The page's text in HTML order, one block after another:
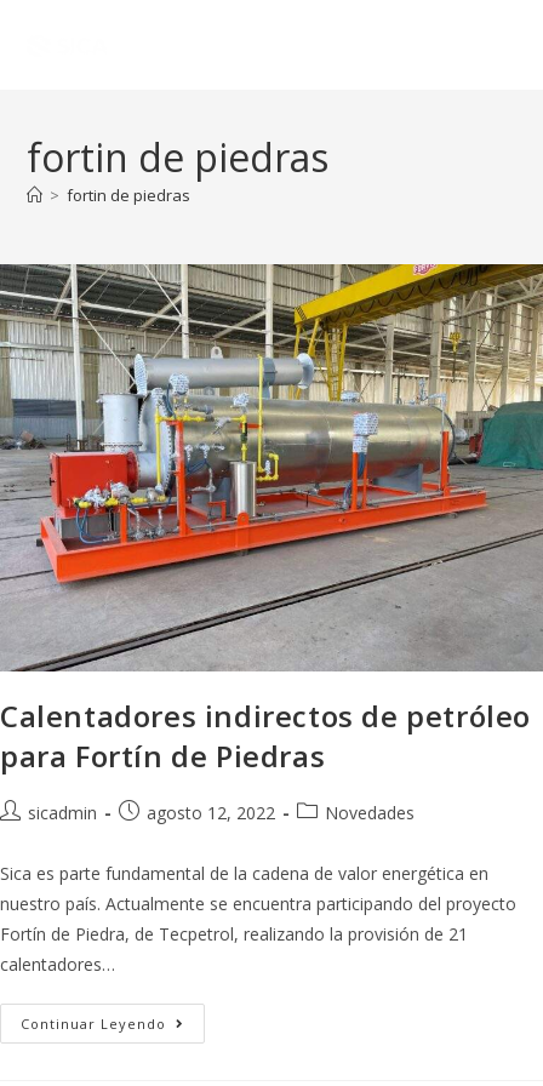
fortin de piedras
> fortin de piedras
Calentadores indirectos de petróleo
para Fortín de Piedras
sicadmin agosto 12, 2022 Novedades
Sica es parte fundamental de la cadena de valor energética en
nuestro país. Actualmente se encuentra participando del proyecto
Fortín de Piedra, de Tecpetrol, realizando la provisión de 21
calentadores…
Continuar Leyendo